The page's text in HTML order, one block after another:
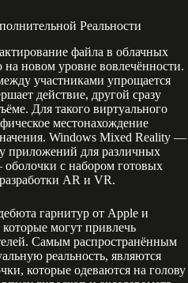
Реальности
файла в облачных
на новом уровне вовлечённости.
участниками упрощается
действие, другой сразу
Для такого виртуального
местонахождение
Windows Mixed Reality —
приложений для различных
с набором готовых
AR и VR.
гарнитур от Apple и
могут привлечь
Самым распространённым
реальность, являются
которые одеваются на голову